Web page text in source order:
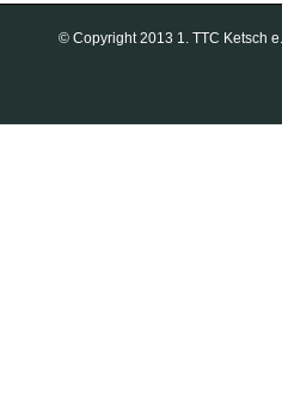
© Copyright 2013 1. TTC Ketsch